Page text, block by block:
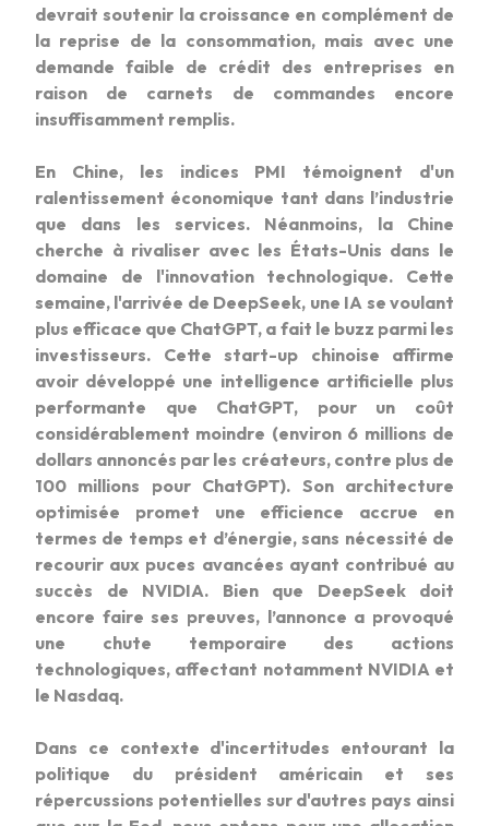
devrait soutenir la croissance en complément de
la reprise de la consommation, mais avec une
demande faible de crédit des entreprises en
raison de carnets de commandes encore
insuffisamment remplis.
En Chine, les indices PMI témoignent d'un
ralentissement économique tant dans l’industrie
que dans les services. Néanmoins, la Chine
cherche à rivaliser avec les États-Unis dans le
domaine de l'innovation technologique. Cette
semaine, l'arrivée de DeepSeek, une IA se voulant
plus efficace que ChatGPT, a fait le buzz parmi les
investisseurs. Cette start-up chinoise affirme
avoir développé une intelligence artificielle plus
performante que ChatGPT, pour un coût
considérablement moindre (environ 6 millions de
dollars annoncés par les créateurs, contre plus de
100 millions pour ChatGPT). Son architecture
optimisée promet une efficience accrue en
termes de temps et d’énergie, sans nécessité de
recourir aux puces avancées ayant contribué au
succès de NVIDIA. Bien que DeepSeek doit
encore faire ses preuves, l’annonce a provoqué
une chute temporaire des actions
technologiques, affectant notamment NVIDIA et
le Nasdaq.
Dans ce contexte d'incertitudes entourant la
politique du président américain et ses
répercussions potentielles sur d'autres pays ainsi